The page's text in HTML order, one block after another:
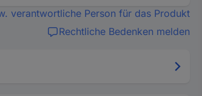
verantwortliche Person für das Produkt
Rechtliche Bedenken melden